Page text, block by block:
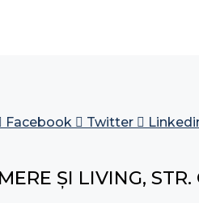
Facebook Twitter
ȘI LIVING,